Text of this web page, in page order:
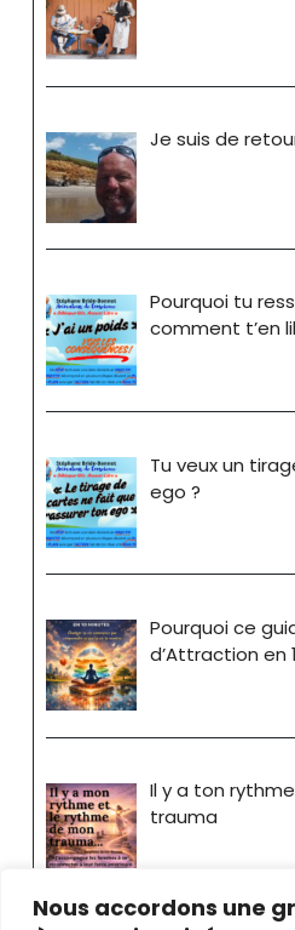
Nous accordons une
Je suis de
Pourquoi tu
comment t’en
Tu veux un
ego ?
Pourquoi ce
d’Attraction en
Il y a ton
trauma